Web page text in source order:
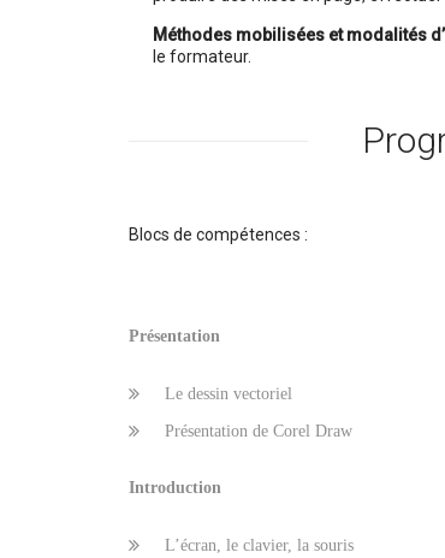
Méthodes mobilisées et modalités
le formateur.
Blocs de compétences :
Présentation
Le dessin vectoriel
Présentation de Corel Draw
Introduction
L’écran, le clavier, la souris